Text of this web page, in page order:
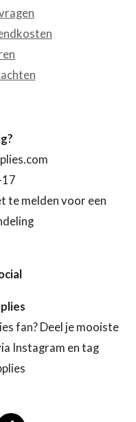
te melden voor een
fan? Deel je mooiste
Instagram en tag